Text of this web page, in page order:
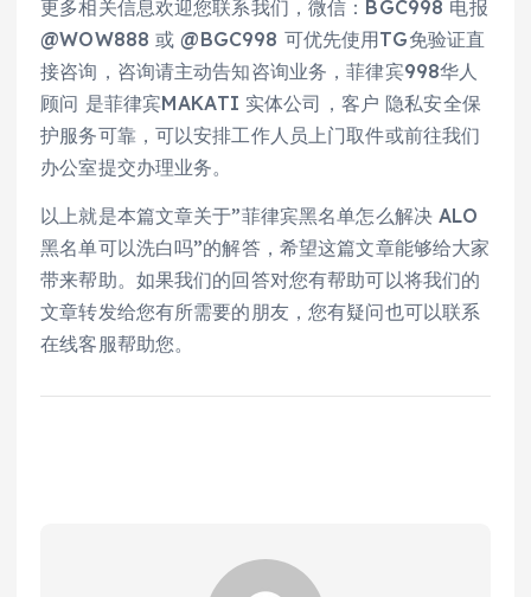
更多相关信息欢迎您联系我们，微信：BGC998 电报
@WOW888 或 @BGC998 可优先使用TG免验证直
接咨询，咨询请主动告知咨询业务，菲律宾998华人
顾问 是菲律宾MAKATI 实体公司，客户 隐私安全保
护服务可靠，可以安排工作人员上门取件或前往我们
办公室提交办理业务。
以上就是本篇文章关于”菲律宾黑名单怎么解决 ALO
黑名单可以洗白吗”的解答，希望这篇文章能够给大家
带来帮助。如果我们的回答对您有帮助可以将我们的
文章转发给您有所需要的朋友，您有疑问也可以联系
在线客服帮助您。